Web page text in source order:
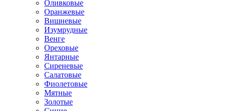
Оливковые
Оранжевые
Вишневые
Изумрудные
Венге
Ореховые
Янтарные
Сиреневые
Салатовые
Фиолетовые
Мятные
Золотые